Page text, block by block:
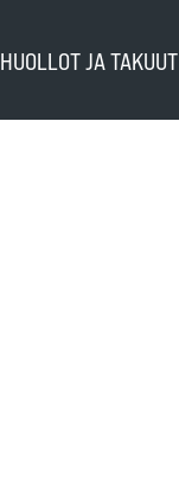
HUOLLOT JA TAKUUT